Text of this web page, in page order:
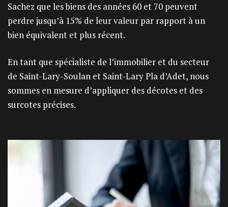
Sachez que les biens des années 60 et 70 peuvent
perdre jusqu’à 15% de leur valeur par rapport à un
bien équivalent et plus récent.
En tant que spécialiste de l’immobilier et du secteur
de Saint-Lary-Soulan et Saint-Lary Pla d’Adet, nous
sommes en mesure d’appliquer des décotes et des
surcotes précises.